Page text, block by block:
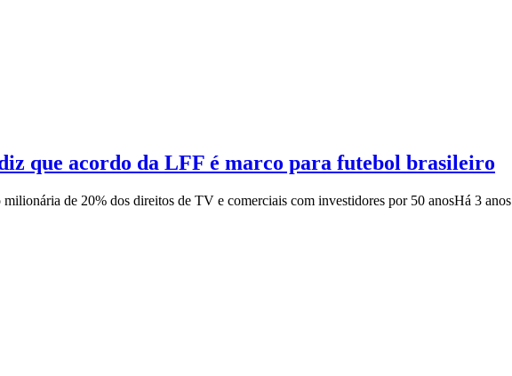
que acordo da LFF é marco para futebol brasileiro
de 20% dos direitos de TV e comerciais com investidores por 50 anosHá 3 anos